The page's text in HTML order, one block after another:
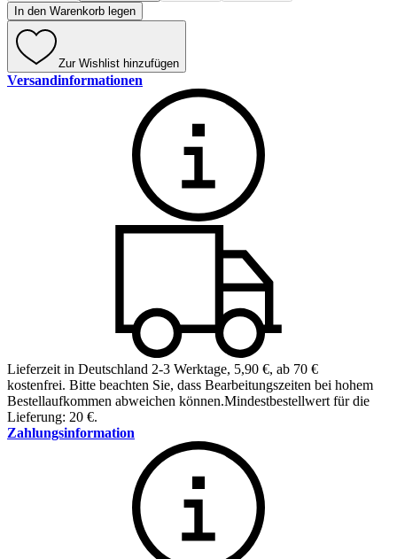
In den Warenkorb legen
Zur Wishlist hinzufügen
Versandinformationen
Lieferzeit in Deutschland 2-3 Werktage, 5,90 €, ab 70 €
kostenfrei. Bitte beachten Sie, dass Bearbeitungszeiten bei hohem
Bestellaufkommen abweichen können.Mindestbestellwert für die
Lieferung: 20 €.
Zahlungsinformation